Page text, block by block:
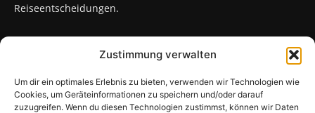
Zustimmung verwalten
Um dir ein optimales Erlebnis zu bieten, verwenden wir Technologien wie
Cookies, um Geräteinformationen zu speichern und/oder darauf
zuzugreifen. Wenn du diesen Technologien zustimmst, können wir Daten
Reiseentscheidungen.
FOLGT UNS